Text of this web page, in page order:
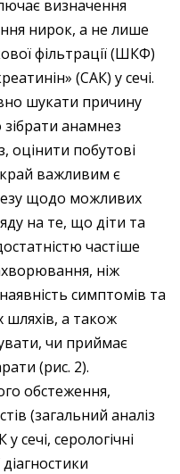
визначення
нирок, а не лише
фільтрації (ШКФ)
(САК) у сечі.
шукати причину
анамнез
оцінити побутові
важливим є
щодо можливих
на те, що діти та
частіше
ніж
симптомів та
шляхів, а також
чи приймає
(рис. 2).
обстеження,
(загальний аналіз
сечі, серологічні
діагностики